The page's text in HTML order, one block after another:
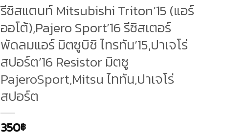
รีซิสแตนท์ Mitsubishi Triton’15 (แอร์
ออโต้),Pajero Sport’16 รีซิสเตอร์
พัดลมแอร์ มิตซูบิชิ ไทรทัน’15,ปาเจโร่
สปอร์ต’16 Resistor มิตซู
PajeroSport,Mitsu ไททัน,ปาเจโร่
สปอร์ต
350฿